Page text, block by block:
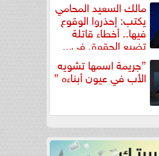
مالك السعيد المحامي
يكتب: إحذروا الوقوع
فيها.. أخطاء قاتلة
تضيع الحقوق في...
”جريمة اسمها تشويه
الأب في عيون أبناءه ”